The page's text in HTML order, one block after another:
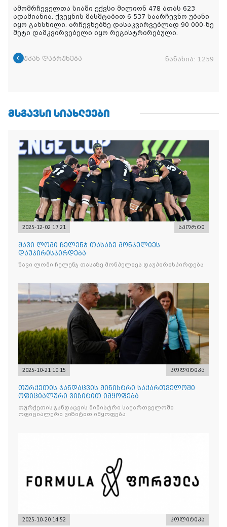
ამომრჩეველთა სიაში ექვსი მილიონ 478 ათას 623
ადამიანია. ქვეყნის მასშტაბით 6 537 საარჩევნო უბანი
იყო გახსნილი. არჩევნებზე დასაკვირვებლად 90 000-ზე
მეტი დამკვირვებელი იყო რეგისტრირებული.
უკან დაბრუნება ნანახია: 1259
ᲛᲡᲒᲐᲕᲡᲘ ᲡᲘᲐᲮᲚᲔᲔᲑᲘ
2025-12-02 17:21 სპორტი
შავი ლომი ჩელენჯ თასაზე მონპელიეს
დაუპირისპირდება
შავი ლომი ჩელენჯ თასაზე მონპელიეს დაუპირისპირდება
2025-10-21 10:15 პოლიტიკა
თურქეთის ჯანდაცვის მინისტრი საქართველოში
ოფიციალური ვიზიტით იმყოფება
თურქეთის ჯანდაცვის მინისტრი საქართველოში
ოფიციალური ვიზიტით იმყოფება
2025-10-20 14:52 პოლიტიკა